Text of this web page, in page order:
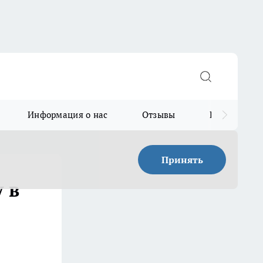
Информация о нас Отзывы Прайс для
Принять
в